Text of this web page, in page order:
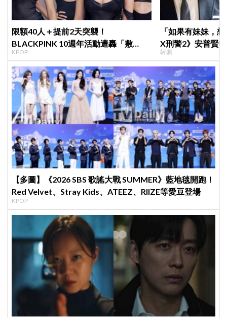
限額40人＋提前2天突襲！
BLACKPINK 10週年活動遭轟「敷
衍」，YG急證實：4人確定完全體出席
KPOP
「如果有妹妹，
X刑警2》安普賢
哥哥們都認證的
韓劇
【多圖】《2026 SBS 歌謠大戰 SUMMER》藍地毯開跑！
Red Velvet、Stray Kids、ATEEZ、RIIZE等愛豆登場
KPOP